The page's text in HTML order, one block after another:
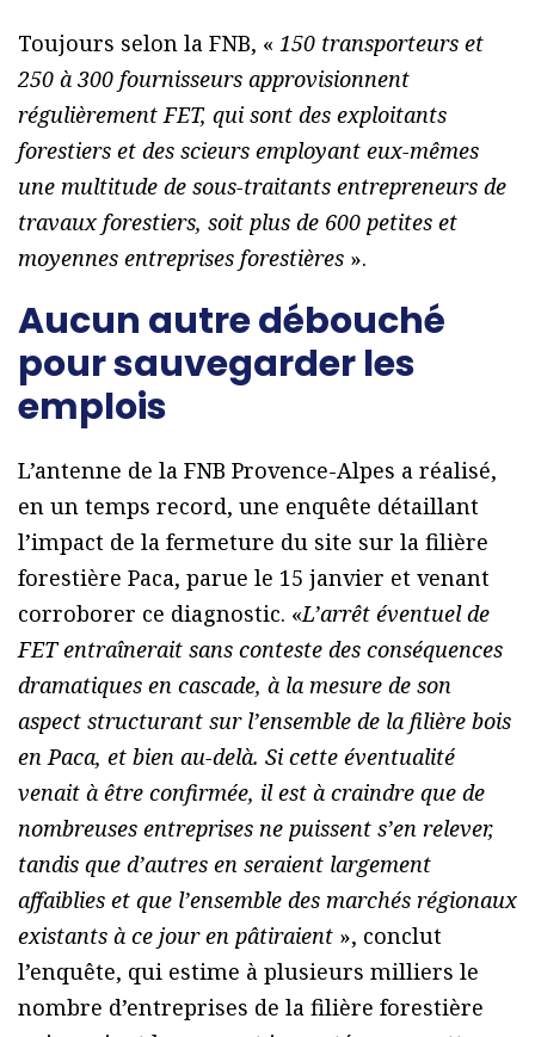
Toujours selon la FNB, « 150 transporteurs et
250 à 300 fournisseurs approvisionnent
régulièrement FET, qui sont des exploitants
forestiers et des scieurs employant eux-mêmes
une multitude de sous-traitants entrepreneurs de
travaux forestiers, soit plus de 600 petites et
moyennes entreprises forestières ».
Aucun autre débouché
pour sauvegarder les
emplois
L’antenne de la FNB Provence-Alpes a réalisé,
en un temps record, une enquête détaillant
l’impact de la fermeture du site sur la filière
forestière Paca, parue le 15 janvier et venant
corroborer ce diagnostic. «L’arrêt éventuel de
FET entraînerait sans conteste des conséquences
dramatiques en cascade, à la mesure de son
aspect structurant sur l’ensemble de la filière bois
en Paca, et bien au-delà. Si cette éventualité
venait à être confirmée, il est à craindre que de
nombreuses entreprises ne puissent s’en relever,
tandis que d’autres en seraient largement
affaiblies et que l’ensemble des marchés régionaux
existants à ce jour en pâtiraient », conclut
l’enquête, qui estime à plusieurs milliers le
nombre d’entreprises de la filière forestière